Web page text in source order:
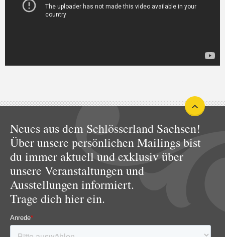
Neues aus dem Schlösserland Sachsen!
Über unsere persönlichen Mailings bist
du immer aktuell und exklusiv über
unsere Veranstaltungen und
Ausstellungen informiert.
Trage dich hier ein.